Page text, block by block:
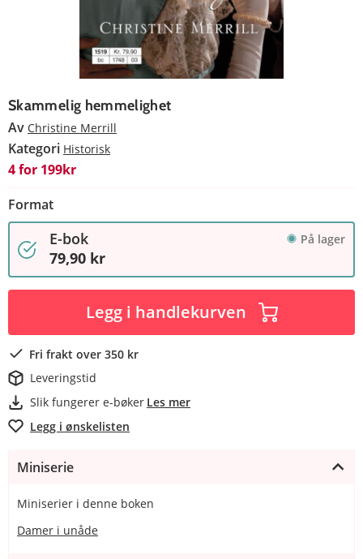
Skammelig hemmelighet
Av Christine Merrill
Kategori Historisk
4 for 199kr
Format
E-bok På lager
79,90 kr
Legg i handlekurven
Fri frakt over 350 kr
Leveringstid
Slik fungerer e-bøker Les mer
Legg i ønskelisten
Miniserie
Miniserier i denne boken
Damer i unåde